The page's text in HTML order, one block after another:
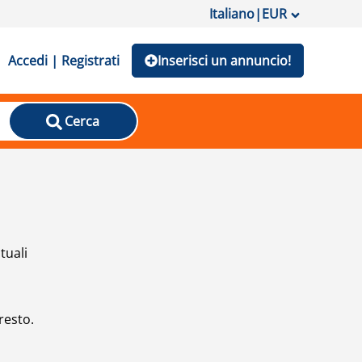
Italiano|EUR
Accedi | Registrati Inserisci un annuncio!
Cerca